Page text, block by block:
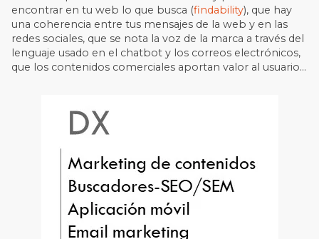
encontrar en tu web lo que busca (findability), que hay
una coherencia entre tus mensajes de la web y en las
redes sociales, que se nota la voz de la marca a través del
lenguaje usado en el chatbot y los correos electrónicos,
que los contenidos comerciales aportan valor al usuario…